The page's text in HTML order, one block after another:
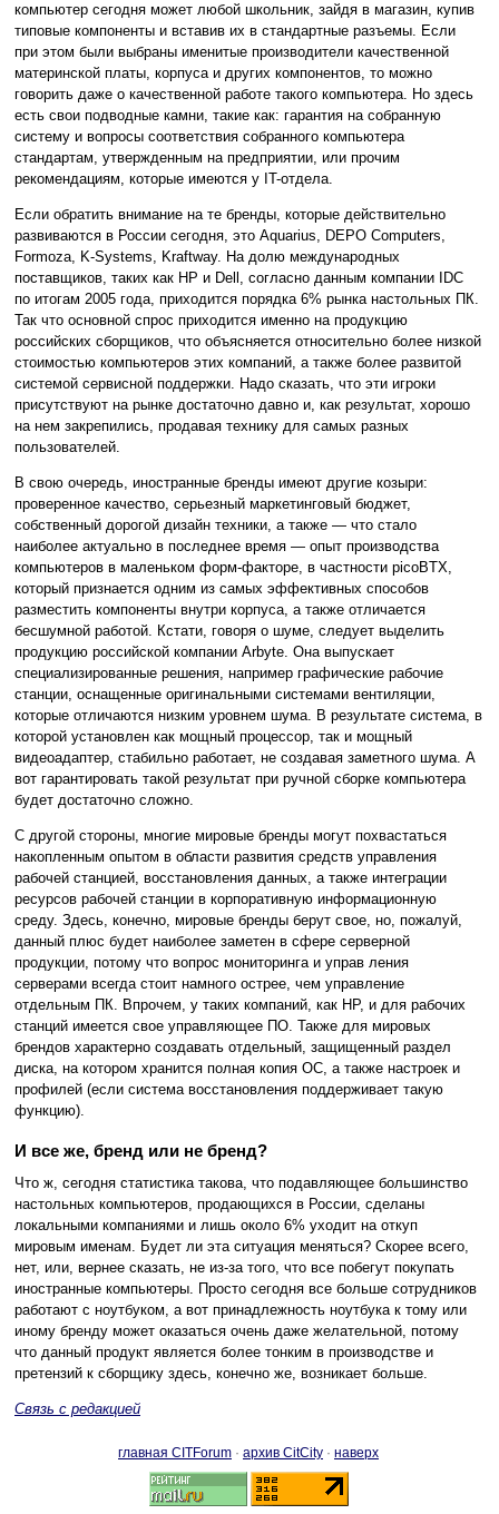
компьютер сегодня может любой школьник, зайдя в магазин, купив
типовые компоненты и вставив их в стандартные разъемы. Если
при этом были выбраны именитые производители качественной
материнской платы, корпуса и других компонентов, то можно
говорить даже о качественной работе такого компьютера. Но здесь
есть свои подводные камни, такие как: гарантия на собранную
систему и вопросы соответствия собранного компьютера
стандартам, утвержденным на предприятии, или прочим
рекомендациям, которые имеются у IT-отдела.
Если обратить внимание на те бренды, которые действительно
развиваются в России сегодня, это Aquarius, DEPO Computers,
Formoza, K-Systems, Kraftway. На долю международных
поставщиков, таких как HP и Dell, согласно данным компании IDC
по итогам 2005 года, приходится порядка 6% рынка настольных ПК.
Так что основной спрос приходится именно на продукцию
российских сборщиков, что объясняется относительно более низкой
стоимостью компьютеров этих компаний, а также более развитой
системой сервисной поддержки. Надо сказать, что эти игроки
присутствуют на рынке достаточно давно и, как результат, хорошо
на нем закрепились, продавая технику для самых разных
пользователей.
В свою очередь, иностранные бренды имеют другие козыри:
проверенное качество, серьезный маркетинговый бюджет,
собственный дорогой дизайн техники, а также — что стало
наиболее актуально в последнее время — опыт производства
компьютеров в маленьком форм-факторе, в частности picoBTX,
который признается одним из самых эффективных способов
разместить компоненты внутри корпуса, а также отличается
бесшумной работой. Кстати, говоря о шуме, следует выделить
продукцию российской компании Arbyte. Она выпускает
специализированные решения, например графические рабочие
станции, оснащенные оригинальными системами вентиляции,
которые отличаются низким уровнем шума. В результате система, в
которой установлен как мощный процессор, так и мощный
видеоадаптер, стабильно работает, не создавая заметного шума. А
вот гарантировать такой результат при ручной сборке компьютера
будет достаточно сложно.
С другой стороны, многие мировые бренды могут похвастаться
накопленным опытом в области развития средств управления
рабочей станцией, восстановления данных, а также интеграции
ресурсов рабочей станции в корпоративную информационную
среду. Здесь, конечно, мировые бренды берут свое, но, пожалуй,
данный плюс будет наиболее заметен в сфере серверной
продукции, потому что вопрос мониторинга и управ ления
серверами всегда стоит намного острее, чем управление
отдельным ПК. Впрочем, у таких компаний, как HP, и для рабочих
станций имеется свое управляющее ПО. Также для мировых
брендов характерно создавать отдельный, защищенный раздел
диска, на котором хранится полная копия ОС, а также настроек и
профилей (если система восстановления поддерживает такую
функцию).
И все же, бренд или не бренд?
Что ж, сегодня статистика такова, что подавляющее большинство
настольных компьютеров, продающихся в России, сделаны
локальными компаниями и лишь около 6% уходит на откуп
мировым именам. Будет ли эта ситуация меняться? Скорее всего,
нет, или, вернее сказать, не из-за того, что все побегут покупать
иностранные компьютеры. Просто сегодня все больше сотрудников
работают с ноутбуком, а вот принадлежность ноутбука к тому или
иному бренду может оказаться очень даже желательной, потому
что данный продукт является более тонким в производстве и
претензий к сборщику здесь, конечно же, возникает больше.
Связь с редакцией
главная CITForum · архив CitCity · наверх